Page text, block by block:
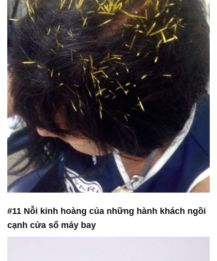
#11 Nỗi kinh hoàng của những hành khách ngồi
cạnh cửa sổ máy bay